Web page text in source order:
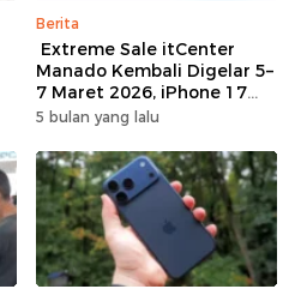
Berita
Extreme Sale itCenter
Manado Kembali Digelar 5–
7 Maret 2026, iPhone 17
Pro Max Diskon hingga
5 bulan yang lalu